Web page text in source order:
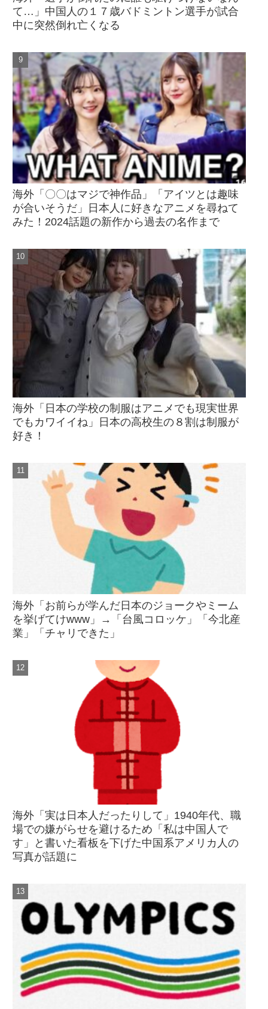
て…」中国人の１７歳バドミントン選手が試合
中に突然倒れ亡くなる
海外「〇〇はマジで神作品」「アイツとは趣味
が合いそうだ」日本人に好きなアニメを尋ねて
みた！2024話題の新作から過去の名作まで
海外「日本の学校の制服はアニメでも現実世界
でもカワイイね」日本の高校生の８割は制服が
好き！
海外「お前らが学んだ日本のジョークやミーム
を挙げてけwww」→「台風コロッケ」「今北産
業」「チャリできた」
海外「実は日本人だったりして」1940年代、職
場での嫌がらせを避けるため「私は中国人で
す」と書いた看板を下げた中国系アメリカ人の
写真が話題に